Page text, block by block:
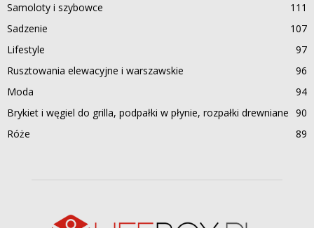
Samoloty i szybowce
111
Sadzenie
107
Lifestyle
97
Rusztowania elewacyjne i warszawskie
96
Moda
94
Brykiet i węgiel do grilla, podpałki w płynie, rozpałki drewniane 90
Róże
89